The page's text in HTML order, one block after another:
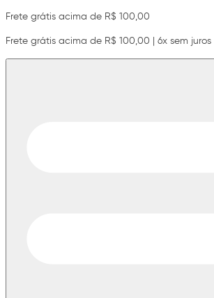
Frete grátis acima de R$ 100,00
Frete grátis acima de R$ 100,00 | 6x sem juros